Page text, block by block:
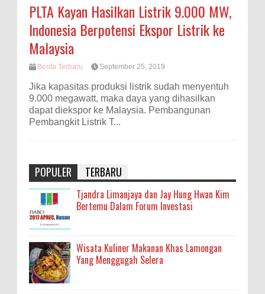
PLTA Kayan Hasilkan Listrik 9.000 MW,
Indonesia Berpotensi Ekspor Listrik ke
Malaysia
Berita Terbaru September 25, 2019
Jika kapasitas produksi listrik sudah menyentuh
9.000 megawatt, maka daya yang dihasilkan
dapat diekspor ke Malaysia. Pembangunan
Pembangkit Listrik T...
POPULER TERBARU
Tjandra Limanjaya dan Jay Hung Hwan Kim
Bertemu Dalam Forum Investasi
Wisata Kuliner Makanan Khas Lamongan
Yang Menggugah Selera